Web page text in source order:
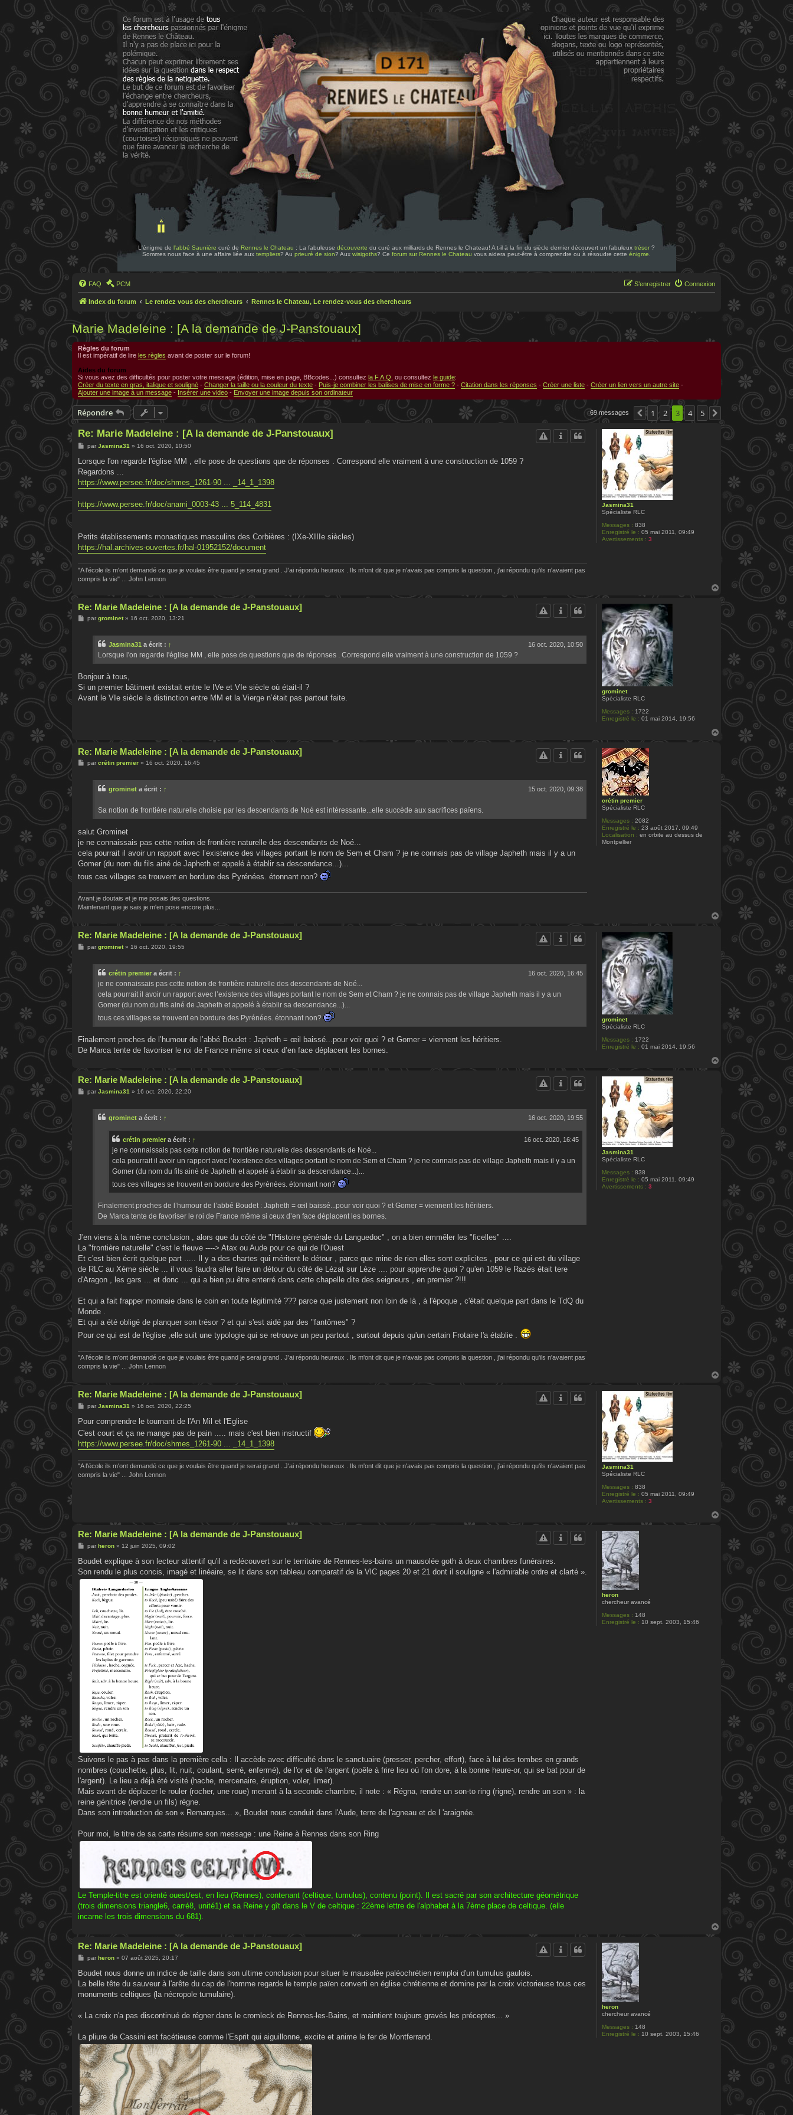
L'énigme de l'abbé Saunière curé de Rennes le Chateau : La fabuleuse découverte du curé aux milliards de Rennes le Chateau! A t-il à la fin du siècle dernier découvert un fabuleux trésor ?
Sommes nous face à une affaire liée aux templiers? Au prieuré de sion? Aux wisigoths? Ce forum sur Rennes le Chateau vous aidera peut-être à comprendre ou à résoudre cette énigme
FAQ PCM Connexion
S’enregistrer
Index du forum Le rendez vous des chercheurs Rennes le Chateau, Le rendez-vous des chercheurs
Marie Madeleine : [A la demande de J-Panstouaux]
Règles du forum
Il est impératif de lire les règles avant de poster sur le forum!
Aides du forum
Si vous avez des difficultés pour poster votre message (édition, mise en page, BBcodes...) consultez la F.A.Q. ou consultez le guide:
Créer du texte en gras, italique et souligné - Changer la taille ou la couleur du texte - Puis-je combiner les balises de mise en forme ? - Citation dans les réponses - Créer une liste - Créer un lien vers un autre site -
Ajouter une image à un message - Insérer une video - Envoyer une image depuis son ordinateur
Répondre 69 messages Précédente
1 2 3 4 5 Suivante
Jasmina31
Spécialiste RLC
Messages : 838
Enregistré le : 05 mai 2011, 09:49
Avertissements : 3
Re: Marie Madeleine : [A la demande de J-Panstouaux]
M
s
a
g
e
par Jasmina31 » 16 oct. 2020, 10:50
Lorsque l'on regarde l'église MM , elle pose de questions que de réponses . Correspond elle vraiment à une construction de 1059 ?
Regardons ...
https://www.persee.fr/doc/shmes_1261-90 ... _14_1_1398
https://www.persee.fr/doc/anami_0003-43 ... 5_114_4831
Petits établissements monastiques masculins des Corbières : (IXe-XIIIe siècles)
https://hal.archives-ouvertes.fr/hal-01952152/document
"A l'école ils m'ont demandé ce que je voulais être quand je serai grand . J'ai répondu heureux . Ils m'ont dit que je n'avais pas compris la question , j'ai répondu qu'ils n'avaient pas
compris la vie" ... John Lennon
u
grominet
Spécialiste RLC
Messages : 1722
Enregistré le : 01 mai 2014, 19:56
Re: Marie Madeleine : [A la demande de J-Panstouaux]
Mpar grominet» 16 oct. 2020, 13:21
Jasmina31 a écrit : ↑ 16 oct. 2020, 10:50
Lorsque l'on regarde l'église MM , elle pose de questions que de réponses . Correspond elle vraiment à une construction de 1059 ?
Bonjour à tous,
Si un premier bâtiment existait entre le IVe et VIe siècle où était-il ?
Avant le VIe siècle la distinction entre MM et la Vierge n’était pas partout faite.
crétin premier
Spécialiste RLC
Messages : 2082
Enregistré le : 23 août 2017, 09:49
Localisation : en orbite au dessus de
Montpellier
Re: Marie Madeleine : [A la demande de J-Panstouaux]
Mpar crétin premier» 16 oct. 2020, 16:45
grominet a écrit : ↑ 15 oct. 2020, 09:38
Sa notion de frontière naturelle choisie par les descendants de Noé est intéressante...elle succède aux sacrifices païens.
salut Grominet
je ne connaissais pas cette notion de frontière naturelle des descendants de Noé...
cela pourrait il avoir un rapport avec l’existence des villages portant le nom de Sem et Cham ? je ne connais pas de village Japheth mais il y a un
Gomer (du nom du fils ainé de Japheth et appelé à établir sa descendance...)...
tous ces villages se trouvent en bordure des Pyrénées. étonnant non?
Avant je doutais et je me posais des questions.
Maintenant que je sais je m'en pose encore plus...
grominet
Spécialiste RLC
Messages : 1722
Enregistré le : 01 mai 2014, 19:56
Re: Marie Madeleine : [A la demande de J-Panstouaux]
Mpar grominet» 16 oct. 2020, 19:55
crétin premier a écrit : ↑ 16 oct. 2020, 16:45
je ne connaissais pas cette notion de frontière naturelle des descendants de Noé...
cela pourrait il avoir un rapport avec l’existence des villages portant le nom de Sem et Cham ? je ne connais pas de village Japheth mais il y a un
Gomer (du nom du fils ainé de Japheth et appelé à établir sa descendance...)...
tous ces villages se trouvent en bordure des Pyrénées. étonnant non?
Finalement proches de l’humour de l’abbé Boudet : Japheth = œil baissé...pour voir quoi ? et Gomer = viennent les héritiers.
De Marca tente de favoriser le roi de France même si ceux d’en face déplacent les bornes.
H
u
Jasmina31
Spécialiste RLC
Messages : 838
Enregistré le : 05 mai 2011, 09:49
Avertissements : 3
Re: Marie Madeleine : [A la demande de J-Panstouaux]
Mpar Jasmina31 » 16 oct. 2020, 22:20
grominet a écrit : ↑ 16 oct. 2020, 19:55
crétin premier a écrit : ↑ 16 oct. 2020, 16:45
je ne connaissais pas cette notion de frontière naturelle des descendants de Noé...
cela pourrait il avoir un rapport avec l’existence des villages portant le nom de Sem et Cham ? je ne connais pas de village Japheth mais il y a un
Gomer (du nom du fils ainé de Japheth et appelé à établir sa descendance...)...
tous ces villages se trouvent en bordure des Pyrénées. étonnant non?
Finalement proches de l’humour de l’abbé Boudet : Japheth = œil baissé...pour voir quoi ? et Gomer = viennent les héritiers.
De Marca tente de favoriser le roi de France même si ceux d’en face déplacent les bornes.
J'en viens à la même conclusion , alors que du côté de "l'Histoire générale du Languedoc" , on a bien emmêler les "ficelles" ....
La "frontière naturelle" c'est le fleuve ----> Atax ou Aude pour ce qui de l'Ouest
Et c'est bien écrit quelque part ..... Il y a des chartes qui méritent le détour , parce que mine de rien elles sont explicites , pour ce qui est du village
de RLC au Xème siècle ... il vous faudra aller faire un détour du côté de Lézat sur Lèze .... pour apprendre quoi ? qu'en 1059 le Razès était tere
d'Aragon , les gars ... et donc ... qui a bien pu être enterré dans cette chapelle dite des seigneurs , en premier ?!!!
Et qui a fait frapper monnaie dans le coin en toute légitimité ??? parce que justement non loin de là , à l'époque , c'était quelque part dans le TdQ du
Monde .
Et qui a été obligé de planquer son trésor ? et qui s'est aidé par des "fantômes" ?
Pour ce qui est de l'église ,elle suit une typologie qui se retrouve un peu partout , surtout depuis qu'un certain Frotaire l'a établie .
"A l'école ils m'ont demandé ce que je voulais être quand je serai grand . J'ai répondu heureux . Ils m'ont dit que je n'avais pas compris la question , j'ai répondu qu'ils n'avaient pas
compris la vie" ... John Lennon
Jasmina31
Spécialiste RLC
Messages : 838
Enregistré le : 05 mai 2011, 09:49
Avertissements : 3
Re: Marie Madeleine : [A la demande de J-Panstouaux]
M
s
a
g
e
par Jasmina31 » 16 oct. 2020, 22:25
Pour comprendre le tournant de l'An Mil et l'Eglise
C'est court et ça ne mange pas de pain ..... mais c'est bien instructif
https://www.persee.fr/doc/shmes_1261-90 ... _14_1_1398
"A l'école ils m'ont demandé ce que je voulais être quand je serai grand . J'ai répondu heureux . Ils m'ont dit que je n'avais pas compris la question , j'ai répondu qu'ils n'avaient pas
compris la vie" ... John Lennon
H
heron
chercheur avancé
Messages : 148
Enregistré le : 10 sept. 2003, 15:46
Re: Marie Madeleine : [A la demande de J-Panstouaux]
M
s
a
g
par heron» 12 juin 2025, 09:02
Boudet explique à son lecteur attentif qu'il a redécouvert sur le territoire de Rennes-les-bains un mausolée goth à deux chambres funéraires.
Son rendu le plus concis, imagé et linéaire, se lit dans son tableau comparatif de la VlC pages 20 et 21 dont il souligne « l'admirable ordre et clarté ».
Suivons le pas à pas dans la première cella : Il accède avec difficulté dans le sanctuaire (presser, percher, effort), face à lui des tombes en grands
nombres (couchette, plus, lit, nuit, coulant, serré, enfermé), de l'or et de l'argent (poêle à frire lieu où l'on dore, à la bonne heure-or, qui se bat pour de
l'argent). Le lieu a déjà été visité (hache, mercenaire, éruption, voler, limer).
Mais avant de déplacer le rouler (rocher, une roue) menant à la seconde chambre, il note : « Régna, rendre un son-to ring (rigne), rendre un son » : la
reine génitrice (rendre un fils) règne.
Dans son introduction de son « Remarques... », Boudet nous conduit dans l'Aude, terre de l'agneau et de l 'araignée.
Pour moi, le titre de sa carte résume son message : une Reine à Rennes dans son Ring
Le Temple-titre est orienté ouest/est, en lieu (Rennes), contenant (celtique, tumulus), contenu (point). Il est sacré par son architecture géométrique
(trois dimensions triangle6, carré8, unité1) et sa Reine y gît dans le V de celtique : 22ème lettre de l'alphabet à la 7ème place de celtique. (elle
incarne les trois dimensions du 681).
heron
chercheur avancé
Messages : 148
Enregistré le : 10 sept. 2003, 15:46
Re: Marie Madeleine : [A la demande de J-Panstouaux]
M
s
a
g
par heron» 07 août 2025, 20:17
Boudet nous donne un indice de taille dans son ultime conclusion pour situer le mausolée paléochrétien remploi d'un tumulus gaulois.
La belle tête du sauveur à l'arête du cap de l'homme regarde le temple païen converti en église chrétienne et domine par la croix victorieuse tous ces
monuments celtiques (la nécropole tumulaire).
« La croix n'a pas discontinué de régner dans le cromleck de Rennes-les-Bains, et maintient toujours gravés les préceptes... »
La pliure de Cassini est facétieuse comme l'Esprit qui aiguillonne, excite et anime le fer de Montferrand.